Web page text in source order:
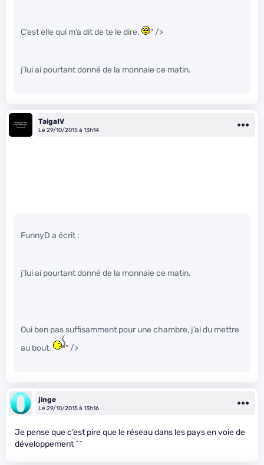
C’est elle qui m’a dit de te le dire. " />
j’lui ai pourtant donné de la monnaie ce matin.
TaigaIV
Le 29/10/2015 à 13h14
FunnyD a écrit :
j’lui ai pourtant donné de la monnaie ce matin.
Oui ben pas suffisamment pour une chambre, j’ai du mettre
au bout.
" />
jinge
Le 29/10/2015 à 13h16
Je pense que c’est pire que le réseau dans les pays en voie de
développement ^^